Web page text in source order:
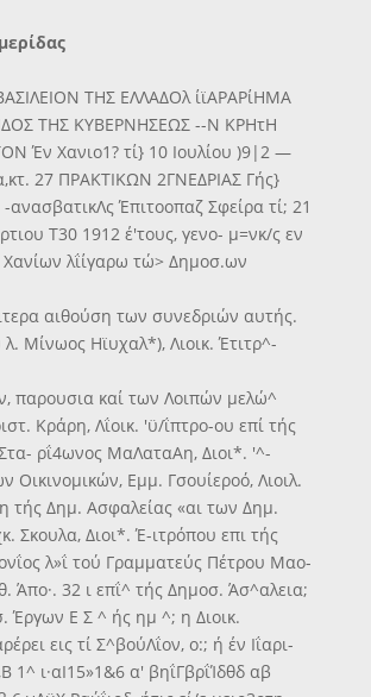
ΤΗΣ ΕΛΛΑΔΟλ ίϊΑΡΑΡίΗΜΑ
ΤΗΣ ΚΥΒΕΡΝΗΣΕΩΣ --Ν ΚΡΗτΗ
Έν Χανιο1? τί} 10 Ιουλίου )9|2 —
27 ΠΡΑΚΤΙΚΩΝ 2ΓΝΕΔΡΙΑΣ Γής}
-ανασβατικΛς Έπιτοοπαζ Σφείρα τί; 21
Τ30 1912 έ'τους, γενο- μ=νκ/ς εν
λΐίγαρω τώ> Δημοσ.ων
αιθούση των συνεδριών αυτής.
λ. Μίνωος Ηϊυχαλ*), Λιοικ. Έτιτρ^-
παρουσια καί των Λοιπών μελώ^
Κράρη, Λΐοικ. 'ϋ/ΐπτρο-ου επί τής
Στα- ρΐ4ωνος ΜαΛαταΑη, Διοι*. '^-
Οικινομικών, Εμμ. Γσουίεροό, Λιοιλ.
τής Δημ. Ασφαλείας «αι των Δημ.
Σκουλα, Διοι*. Έ-ιτρόπου επι τής
λ»ΐ τού Γραμματεύς Πέτρου Μαο-
Άπο·. 32 ι επΐ^ τής Δημοσ. Άσ^αλεια;
Έργων Ε Σ ^ ής ημ ^; η Διοικ.
εις τί Σ^βούΛΐον, ο:; ή έν Ιΐαρι-
1^ ι·αΙ15»1&6 α' βηΐΓβρΐΊδθδ αβ